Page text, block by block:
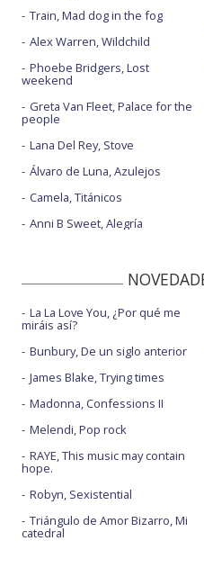
Train, Mad dog in the fog
Alex Warren, Wildchild
Phoebe Bridgers, Lost
weekend
Greta Van Fleet, Palace for the
people
Lana Del Rey, Stove
Álvaro de Luna, Azulejos
Camela, Titánicos
Anni B Sweet, Alegría
La La Love You, ¿Por qué me
miráis así?
Bunbury, De un siglo anterior
James Blake, Trying times
Madonna, Confessions II
Melendi, Pop rock
RAYE, This music may contain
hope.
Robyn, Sexistential
Triángulo de Amor Bizarro, Mi
catedral